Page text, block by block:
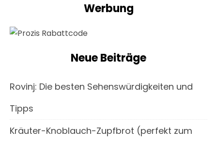
Werbung
Neue Beiträge
Rovinj: Die besten Sehenswürdigkeiten und
Tipps
Kräuter-Knoblauch-Zupfbrot (perfekt zum